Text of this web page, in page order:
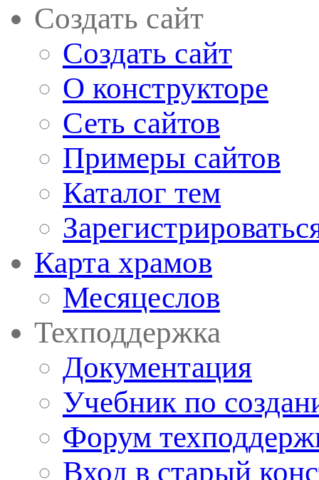
Создать сайт
Создать сайт
О конструкторе
Сеть сайтов
Примеры сайтов
Каталог тем
Карта храмов
Месяцеслов
Техподдержка
Документация
Учебник по
Форум
Вход в старый